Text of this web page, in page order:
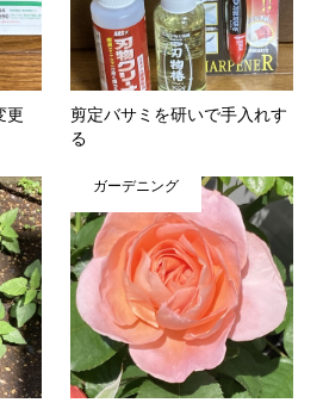
更
剪定バサミを研いで手入れす
る
ガーデニング